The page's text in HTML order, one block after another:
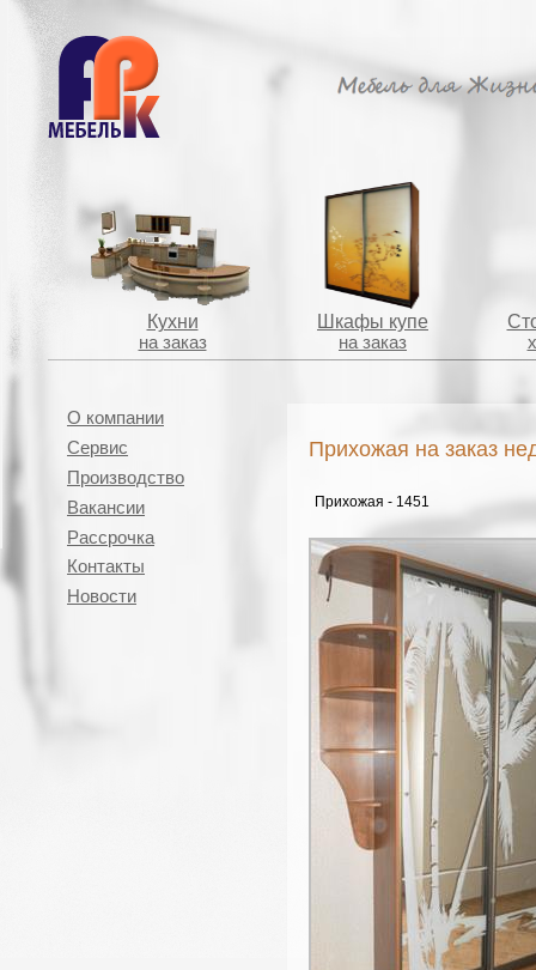
Кухни
на заказ
Шкафы купе
на заказ
О компании
Сервис
Производство
Вакансии
Рассрочка
Контакты
Новости
Прихожая на заказ
Прихожая - 1451